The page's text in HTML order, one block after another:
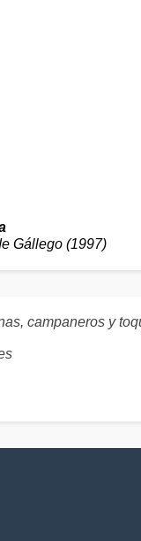
Gállego (1997)
campaneros y